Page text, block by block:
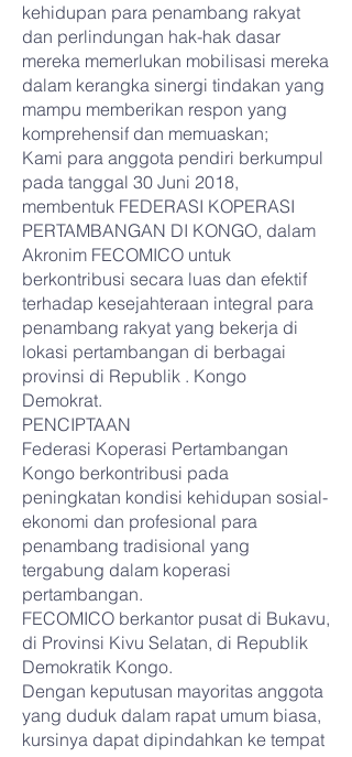
kehidupan para penambang rakyat
dan perlindungan hak-hak dasar
mereka memerlukan mobilisasi mereka
dalam kerangka sinergi tindakan yang
mampu memberikan respon yang
komprehensif dan memuaskan;
Kami para anggota pendiri berkumpul
pada tanggal 30 Juni 2018,
membentuk FEDERASI KOPERASI
PERTAMBANGAN DI KONGO, dalam
Akronim FECOMICO untuk
berkontribusi secara luas dan efektif
terhadap kesejahteraan integral para
penambang rakyat yang bekerja di
lokasi pertambangan di berbagai
provinsi di Republik . Kongo
Demokrat.
PENCIPTAAN
Federasi Koperasi Pertambangan
Kongo berkontribusi pada
peningkatan kondisi kehidupan sosial-
ekonomi dan profesional para
penambang tradisional yang
tergabung dalam koperasi
pertambangan.
FECOMICO berkantor pusat di Bukavu,
di Provinsi Kivu Selatan, di Republik
Demokratik Kongo.
Dengan keputusan mayoritas anggota
yang duduk dalam rapat umum biasa,
kursinya dapat dipindahkan ke tempat